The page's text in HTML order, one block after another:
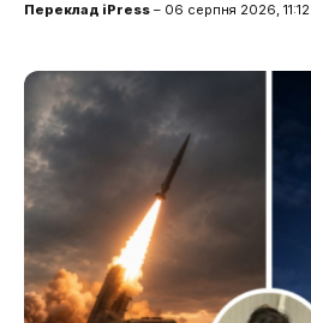
Переклад iPress – 06 серпня 2026, 11:12